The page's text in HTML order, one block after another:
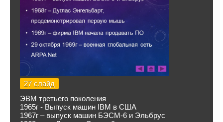
27 слайд
ЭВМ третьего поколения
1965г - Выпуск машин IBM в США
1967г – выпуск машин БЭСМ-6 и Эльбрус